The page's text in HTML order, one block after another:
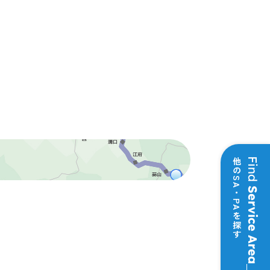
他のSA・PAを探す Find
Service Area
Popup
Popup
Popup
Popup